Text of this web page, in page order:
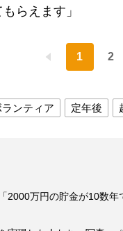
らえます」
1 2
ランティア 定年後
2000万円の貯金が10数